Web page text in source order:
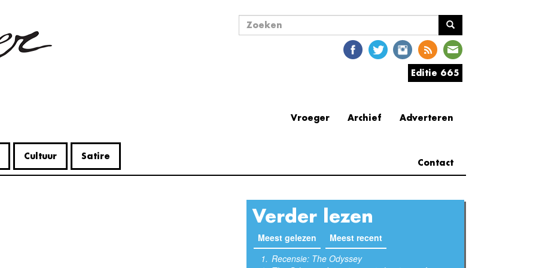
Cultuur Satire
Zoekveld
Editie 665
Adverteren
Archief
Vroeger
Contact
Verder lezen
Meest gelezen (actieve tabblad)
Meest recent
Recensie: The Odyssey